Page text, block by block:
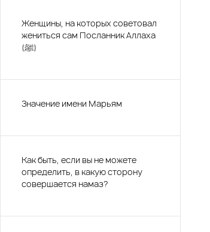
Женщины, на которых советовал
жениться сам Посланник Аллаха
(ﷺ)
Значение имени Марьям
Как быть, если вы не можете
определить, в какую сторону
совершается намаз?